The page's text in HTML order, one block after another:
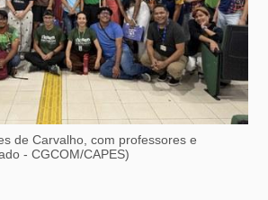
de Carvalho, com professores e
- CGCOM/CAPES)